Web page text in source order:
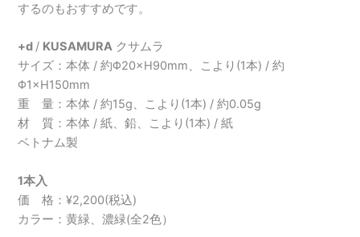
するのもおすすめです。
+d / KUSAMURA クサムラ
サイズ：本体 / 約Φ20×H90mm、こより(1本) / 約
Φ1×H150mm
重 量：本体 / 約15g、こより(1本) / 約0.05g
材 質：本体 / 紙、鉛、こより(1本) / 紙
ベトナム製
1本入
価 格：¥2,200(税込)
カラー：黄緑、濃緑(全2色）